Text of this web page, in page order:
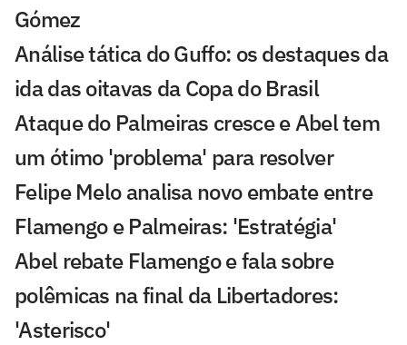
Gómez
Análise tática do Guffo: os destaques da
ida das oitavas da Copa do Brasil
Ataque do Palmeiras cresce e Abel tem
um ótimo 'problema' para resolver
Felipe Melo analisa novo embate entre
Flamengo e Palmeiras: 'Estratégia'
Abel rebate Flamengo e fala sobre
polêmicas na final da Libertadores:
'Asterisco'